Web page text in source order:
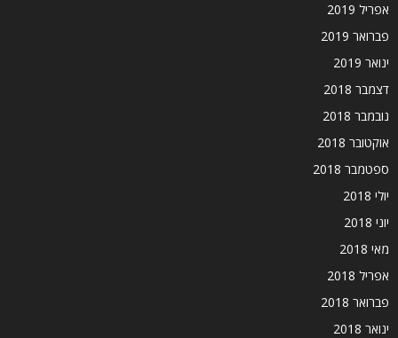
אפריל 2019
פברואר 2019
ינואר 2019
דצמבר 2018
נובמבר 2018
אוקטובר 2018
ספטמבר 2018
יולי 2018
יוני 2018
מאי 2018
אפריל 2018
פברואר 2018
ינואר 2018